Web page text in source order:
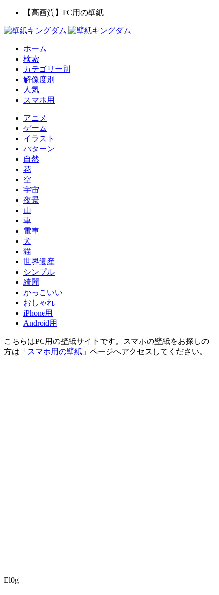
【高画質】PC用の壁紙
ホーム
検索
カテゴリー別
解像度別
人気
スマホ用
アニメ
ゲーム
イラスト
パターン
自然
花
空
宇宙
夜景
山
車
電車
犬
猫
世界遺産
シンプル
綺麗
かっこいい
おしゃれ
iPhone用
Android用
こちらはPC用の壁紙サイトです。スマホの壁紙をお探しの
方は「 スマホ用の壁紙 」ページへアクセスしてください。
El0g